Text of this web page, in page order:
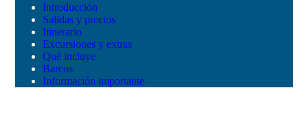
Introducción
Salidas y precios
Itinerario
Excursiones y extras
Qué incluye
Barcos
Información importante